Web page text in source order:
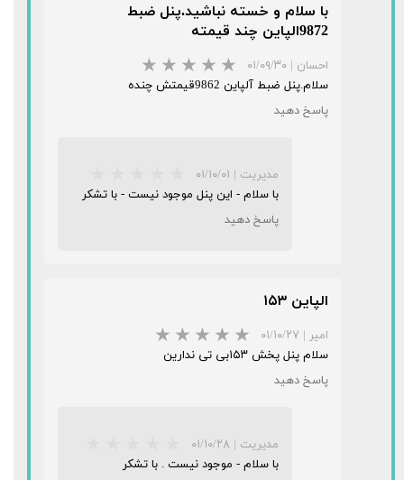
★★★ ★★
★★★★★
★★ ★★
با سلام و خسته نباشید.پنل ضبط
9872الپاین چند قیمته
احسان | ۰۱/۰۹/۳۰
سلام.پنل ضبط آلپاین 9862قیمتش چنده
پاسخ دهید
مدیریت | ۰۱/۱۰/۰۱
با سلام - این پنل موجود نیست - با تشکر
پاسخ دهید
الپاین ۱۵۳
امیر | ۰۱/۱۰/۲۷
سلام پنل پخش ۱۵۳بی تی ندارین
پاسخ دهید
مدیریت | ۰۱/۱۰/۲۸
با سلام - موجود نیست . با تشکر